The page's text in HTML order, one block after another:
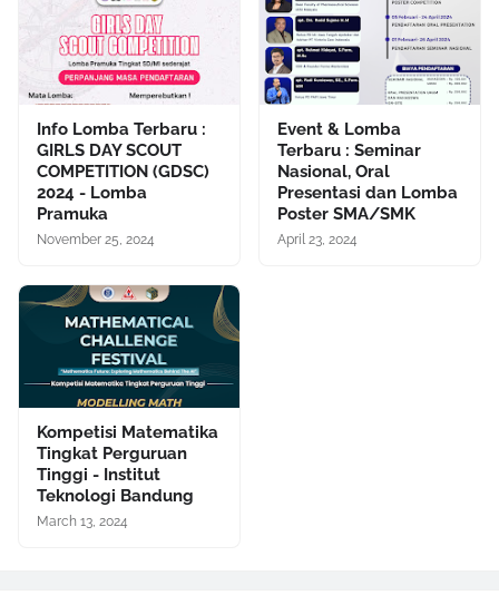
Info Lomba Terbaru :
GIRLS DAY SCOUT
COMPETITION (GDSC)
2024 - Lomba
Pramuka
November 25, 2024
Event & Lomba
Terbaru : Seminar
Nasional, Oral
Presentasi dan Lomba
Poster SMA/SMK
April 23, 2024
Kompetisi Matematika
Tingkat Perguruan
Tinggi - Institut
Teknologi Bandung
March 13, 2024